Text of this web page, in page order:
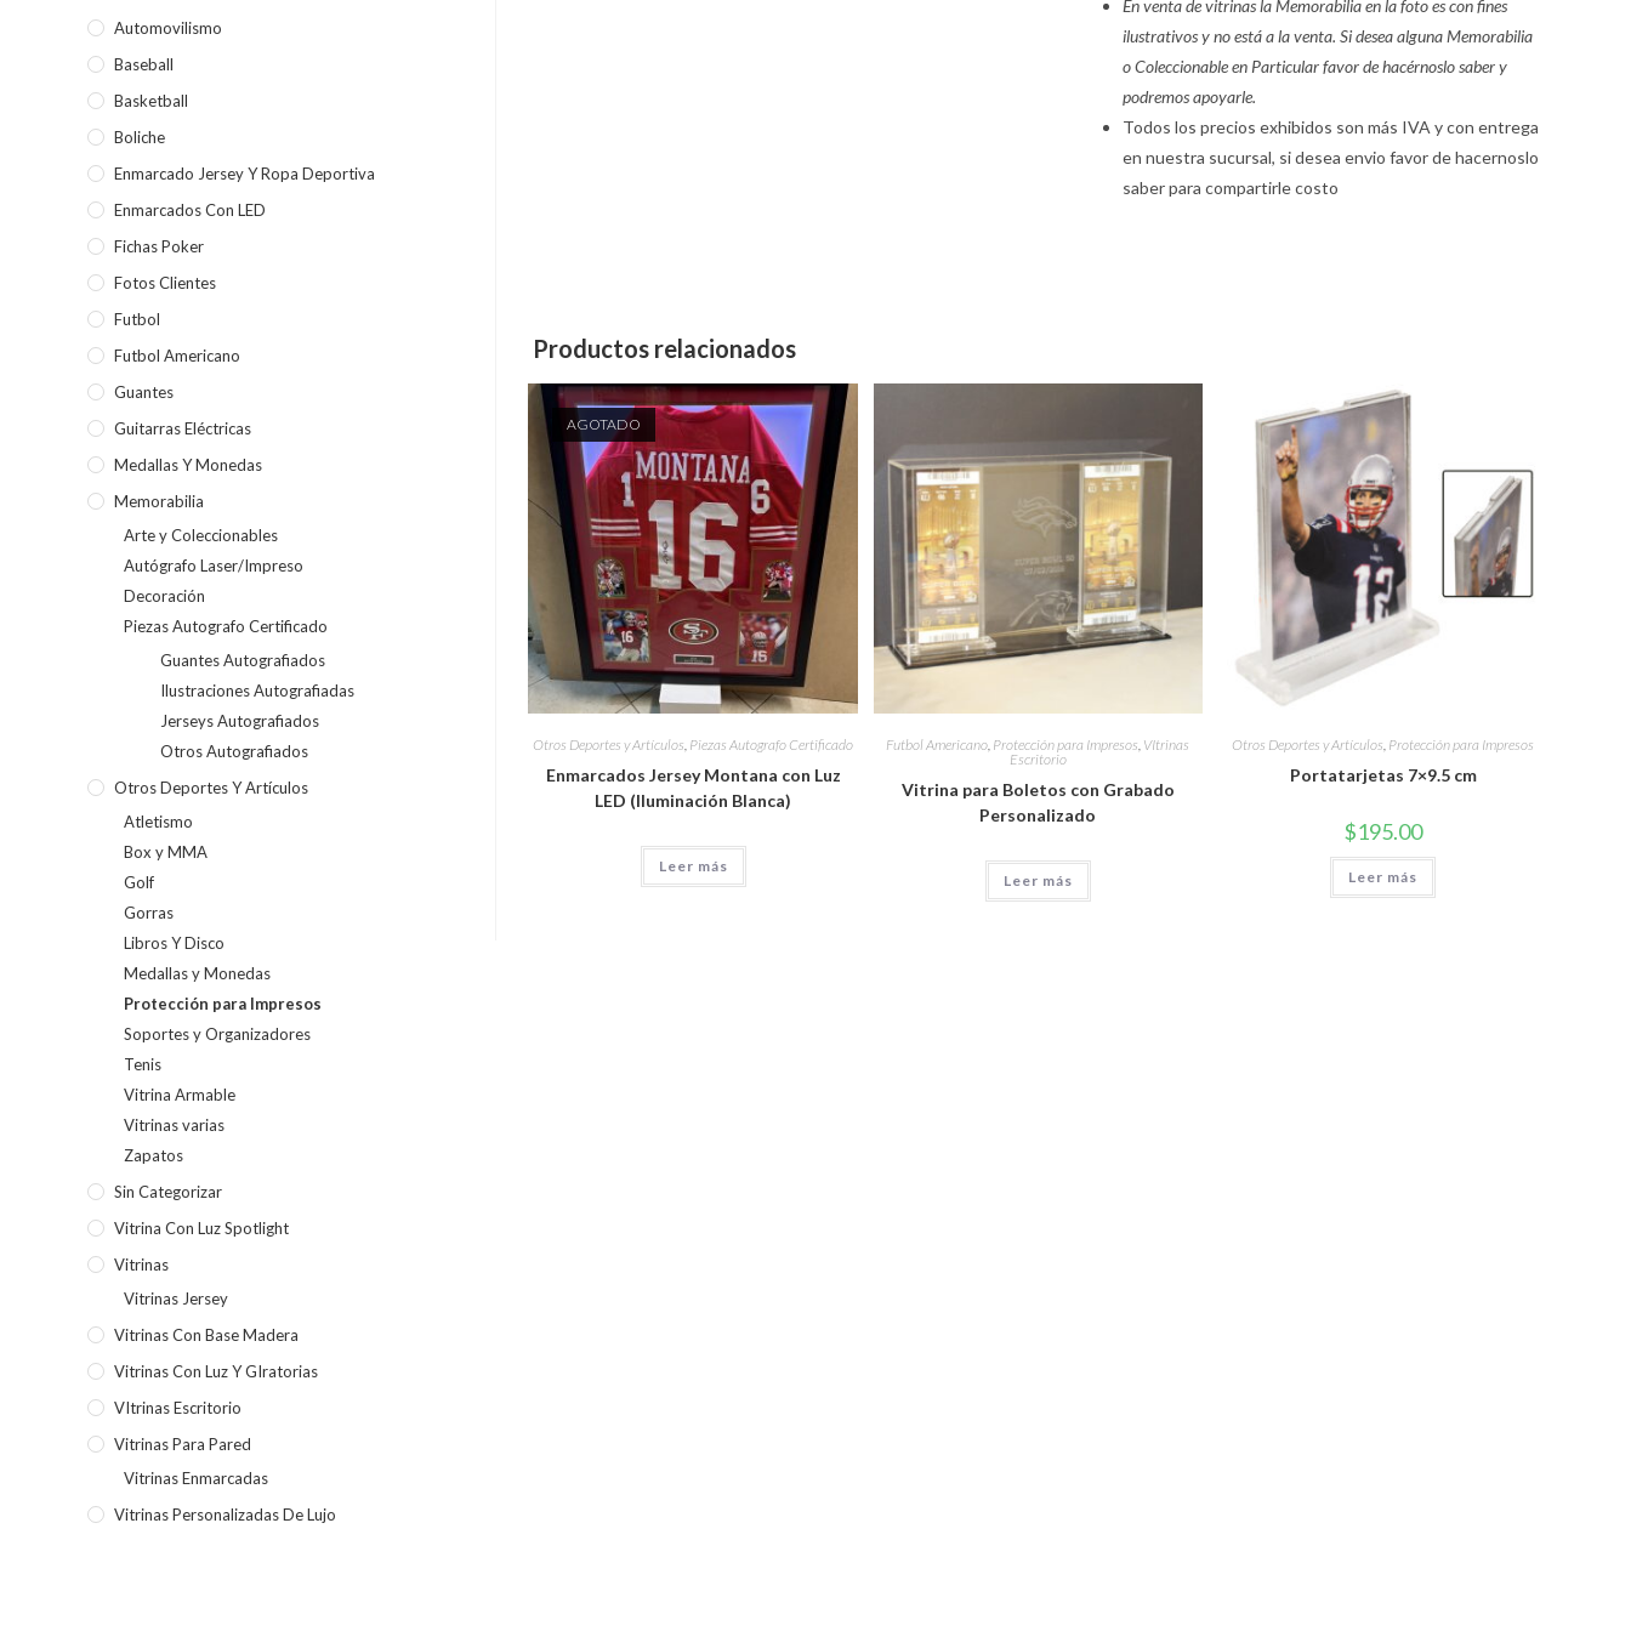
En venta de vitrinas la Memorabilia en la foto es con fines
ilustrativos y no está a la venta. Si desea alguna Memorabilia
o Coleccionable en Particular favor de hacérnoslo saber y
podremos apoyarle.
Todos los precios exhibidos son más IVA y con entrega
en nuestra sucursal, si desea envio favor de hacernoslo
saber para compartirle costo
Productos relacionados
AGOTADO
Otros Deportes y Artículos Piezas Autografo Certificado
Enmarcados Jersey Montana con Luz
LED (Iluminación Blanca)
Leer más
Futbol Americano Protección para Impresos VItrinas
Escritorio
Vitrina para Boletos con Grabado
Personalizado
Leer más
Otros Deportes y Artículos Protección para Impresos
Portatarjetas 7×9.5 cm
$195.00
Leer más
Automovilismo
Baseball
Basketball
Boliche
Enmarcado Jersey Y Ropa Deportiva
Enmarcados Con LED
Fichas Poker
Fotos Clientes
Futbol
Futbol Americano
Guantes
Guitarras Eléctricas
Medallas Y Monedas
Memorabilia
Arte y Coleccionables
Autógrafo Laser/Impreso
Decoración
Piezas Autografo Certificado
Guantes Autografiados
Ilustraciones Autografiadas
Jerseys Autografiados
Otros Autografiados
Otros Deportes Y Artículos
Atletismo
Box y MMA
Golf
Gorras
Libros Y Disco
Medallas y Monedas
Protección para Impresos
Soportes y Organizadores
Tenis
Vitrina Armable
Vitrinas varias
Zapatos
Sin Categorizar
Vitrina Con Luz Spotlight
Vitrinas
Vitrinas Jersey
Vitrinas Con Base Madera
Vitrinas Con Luz Y GIratorias
VItrinas Escritorio
Vitrinas Para Pared
Vitrinas Enmarcadas
Vitrinas Personalizadas De Lujo